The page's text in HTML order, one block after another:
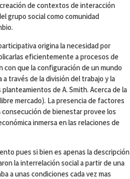
de contextos de interacción
grupo social como comunidad
origina la necesidad por
eficientemente a procesos de
que la configuración de un mundo
través de la división del trabajo y la
de A. Smith. Acerca de la
mercado). La presencia de factores
de bienestar provee los
inmersa en las relaciones de
pues si bien es apenas la descripción
la interrelación social a partir de una
a unas condiciones cada vez mas